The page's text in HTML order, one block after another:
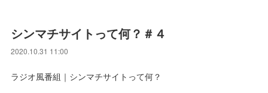
シンマチサイトって何？＃４
2020.10.31 11:00
ラジオ風番組｜シンマチサイトって何？